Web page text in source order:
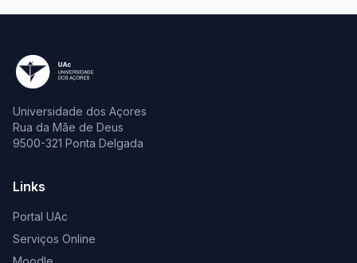
Universidade dos Açores
Rua da Mãe de Deus
9500-321 Ponta Delgada
Links
Portal UAc
Serviços Online